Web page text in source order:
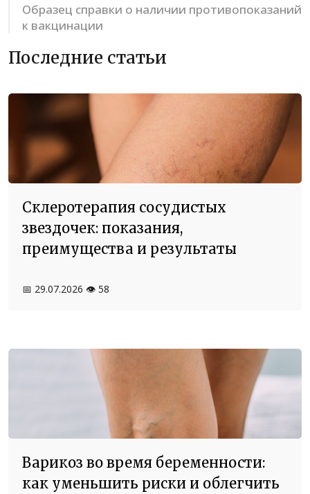
Образец справки о наличии противопоказаний
к вакцинации
Последние статьи
Склеротерапия сосудистых
звездочек: показания,
преимущества и результаты
📅 29.07.2026 👁️ 58
Варикоз во время беременности:
как уменьшить риски и облегчить